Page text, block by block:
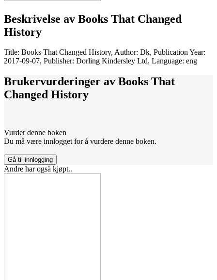
Beskrivelse av Books That Changed
History
Title: Books That Changed History, Author: Dk, Publication Year:
2017-09-07, Publisher: Dorling Kindersley Ltd, Language: eng
Brukervurderinger av Books That
Changed History
Vurder denne boken
Du må være innlogget for å vurdere denne boken.
Gå til innlogging
Andre har også kjøpt..